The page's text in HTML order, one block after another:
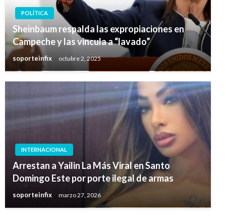
POLÍTICA
Sheinbaum respalda las expropiaciones en
Campeche y las vincula a “lavado”
soporteinfix octubre 2, 2025
INTERNACIONAL
Arrestan a Yailin La Más Viral en Santo
Domingo Este por porte ilegal de armas
soporteinfix marzo 27, 2026